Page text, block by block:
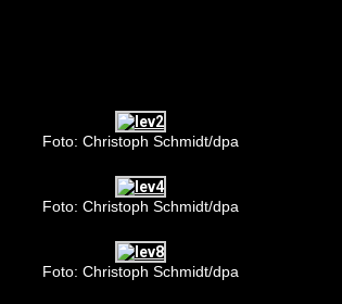
Foto: Christoph Schmidt/dpa
Foto: Christoph Schmidt/dpa
Foto: Christoph Schmidt/dpa